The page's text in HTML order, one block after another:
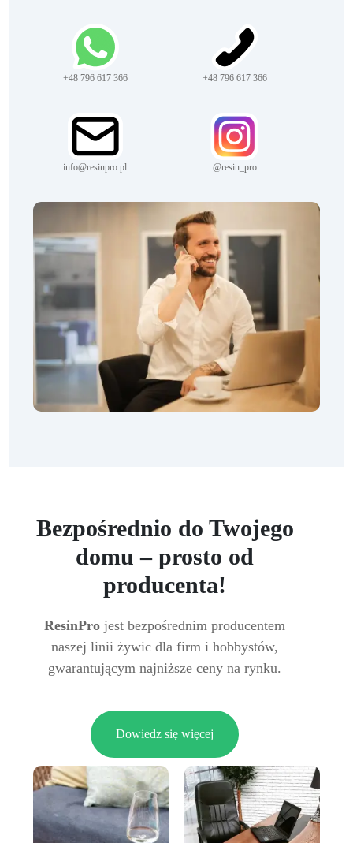
+48 796 617 366 +48 796 617 366
info@resinpro.pl @resin_pro
Bezpośrednio do Twojego
domu – prosto od
producenta!
ResinPro jest bezpośrednim producentem
naszej linii żywic dla firm i hobbystów,
gwarantującym najniższe ceny na rynku.
Dowiedz się więcej